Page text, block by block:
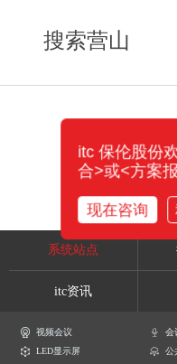
搜索营山
系统站点
itc资讯
视频会议 会
LED显示屏
公
itc 保伦股份
合>或<方案
现在咨询